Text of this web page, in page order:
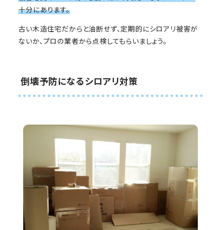
十分にあります。
古い木造住宅だからと油断せず、定期的にシロアリ被害が
ないか、プロの業者から点検してもらいましょう。
倒壊予防になるシロアリ対策